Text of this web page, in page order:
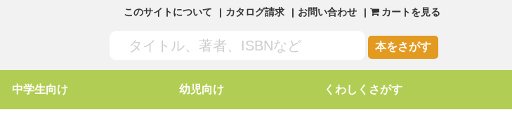
このサイトについて カタログ請求 お問い合わせ カートを見る
本をさがす
中学生向け 幼児向け くわしくさがす